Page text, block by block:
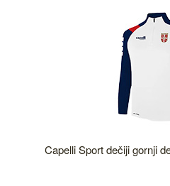
Capelli Sport dečiji gornji